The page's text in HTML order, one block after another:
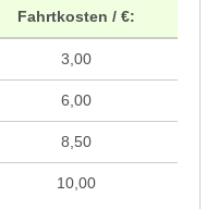
Fahrtkosten / €:
3,00
6,00
8,50
10,00